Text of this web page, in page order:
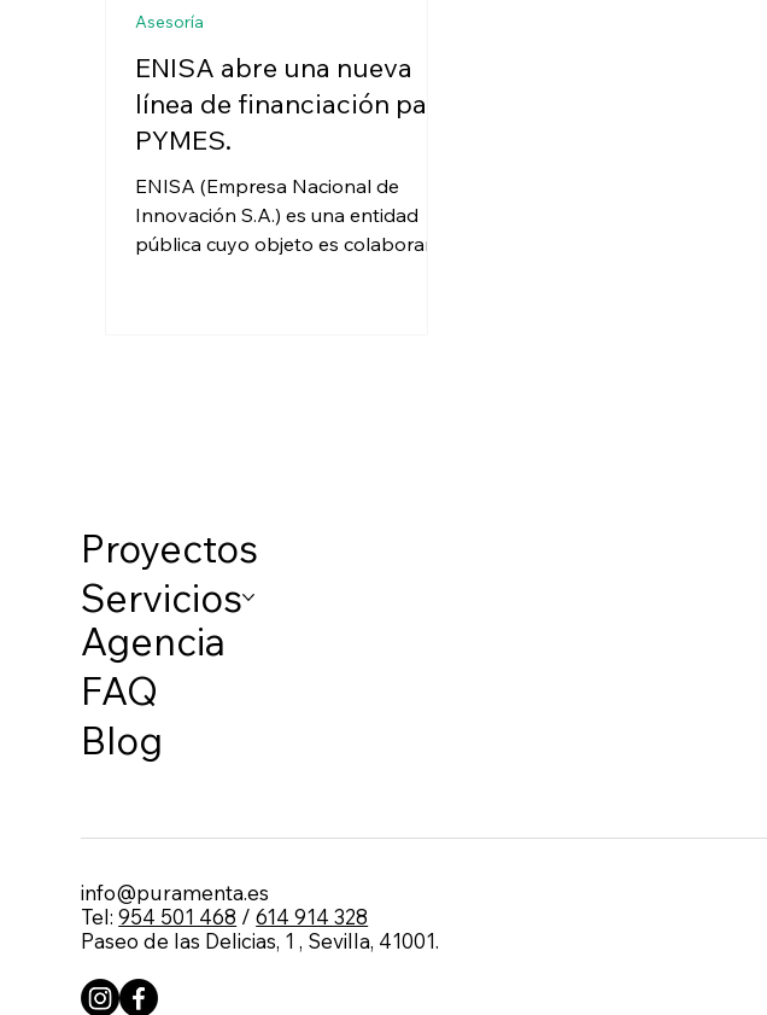
ENISA abre una nueva
línea de financiación para
PYMES.
ENISA (Empresa Nacional de
Innovación S.A.) es una entidad
pública cuyo objeto es colaborar
Asesoría
Proyectos
Servicios
Agencia
FAQ
Blog
info@puramenta.es
Tel:954 501 468 /614 914 328
Paseo de las Delicias, 1 , Sevilla, 41001.